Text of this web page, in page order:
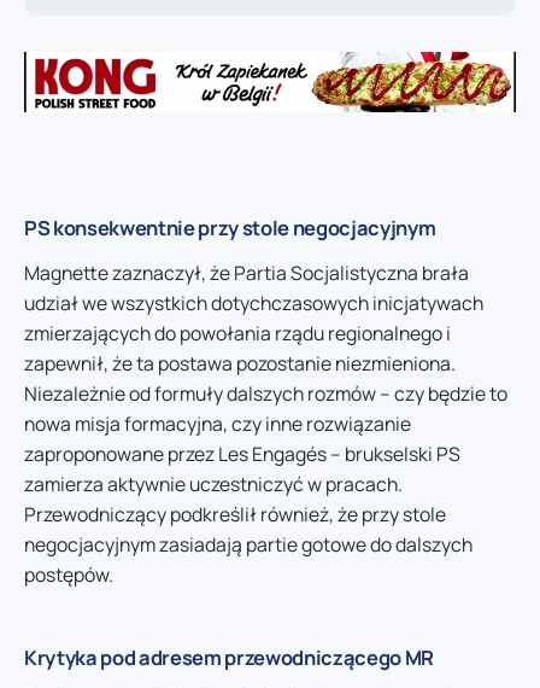
PS konsekwentnie przy stole negocjacyjnym
Magnette zaznaczył, że Partia Socjalistyczna brała
udział we wszystkich dotychczasowych inicjatywach
zmierzających do powołania rządu regionalnego i
zapewnił, że ta postawa pozostanie niezmieniona.
Niezależnie od formuły dalszych rozmów – czy będzie to
nowa misja formacyjna, czy inne rozwiązanie
zaproponowane przez Les Engagés – brukselski PS
zamierza aktywnie uczestniczyć w pracach.
Przewodniczący podkreślił również, że przy stole
negocjacyjnym zasiadają partie gotowe do dalszych
postępów.
Krytyka pod adresem przewodniczącego MR